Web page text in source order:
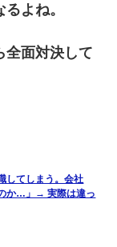
よね。
全面対決して
してしまう。会社
のか…」→ 実際は違っ